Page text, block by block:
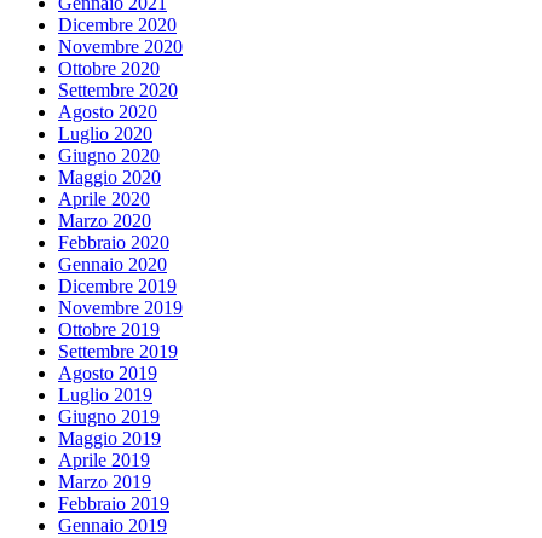
Dicembre 2020
Novembre 2020
Ottobre 2020
Settembre 2020
Agosto 2020
Luglio 2020
Giugno 2020
Maggio 2020
Aprile 2020
Marzo 2020
Febbraio 2020
Gennaio 2020
Dicembre 2019
Novembre 2019
Ottobre 2019
Settembre 2019
Agosto 2019
Luglio 2019
Giugno 2019
Maggio 2019
Aprile 2019
Marzo 2019
Febbraio 2019
Gennaio 2019